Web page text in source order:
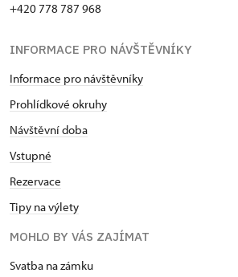
+420 778 787 968
INFORMACE PRO NÁVŠTĚVNÍKY
Informace pro návštěvníky
Prohlídkové okruhy
Návštěvní doba
Vstupné
Rezervace
Tipy na výlety
MOHLO BY VÁS ZAJÍMAT
Svatba na zámku